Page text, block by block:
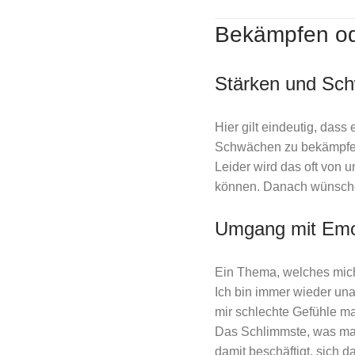
Bekämpfen
Stärken und
Hier gilt eindeutig, dass
Schwächen zu
Leider wird das oft von
können. Danach
Umgang mit
Ein Thema, welches
Ich bin immer wieder
mir schlechte Gefühle
Das Schlimmste, was
damit beschäftigt, sich